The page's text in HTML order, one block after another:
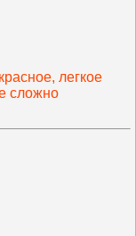
легкое
сложно